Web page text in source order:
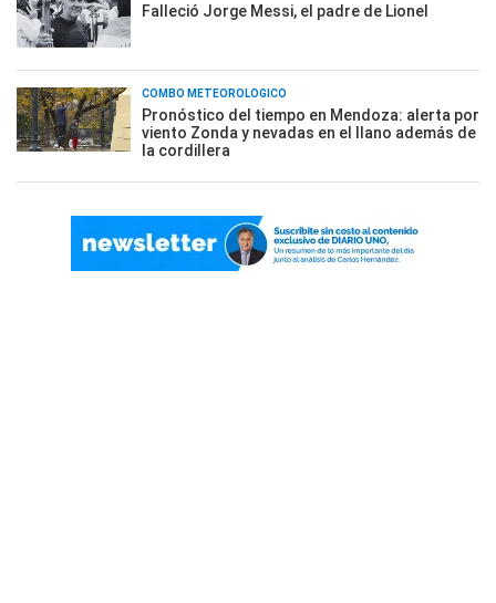
Falleció Jorge Messi, el padre de Lionel
COMBO METEOROLÓGICO
Pronóstico del tiempo en Mendoza: alerta por
viento Zonda y nevadas en el llano además de
la cordillera